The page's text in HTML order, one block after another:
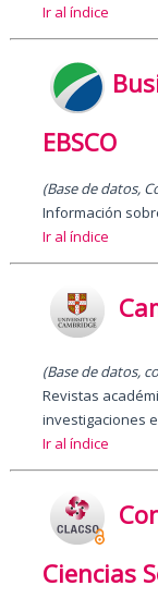
Ir al índice
EBSCO
(Base de datos,
Información
Ir al índice
(Base de datos,
Revistas
investigaciones
Ir al índice
Ciencias